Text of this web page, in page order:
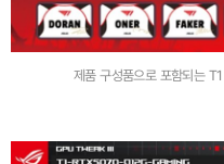
제품 구성품으로 포함되는